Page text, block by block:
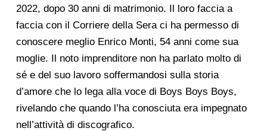
2022, dopo 30 anni di matrimonio. Il loro faccia a
faccia con il Corriere della Sera ci ha permesso di
conoscere meglio Enrico Monti, 54 anni come sua
moglie. Il noto imprenditore non ha parlato molto di
sé e del suo lavoro soffermandosi sulla storia
d’amore che lo lega alla voce di Boys Boys Boys,
rivelando che quando l’ha conosciuta era impegnato
nell’attività di discografico.